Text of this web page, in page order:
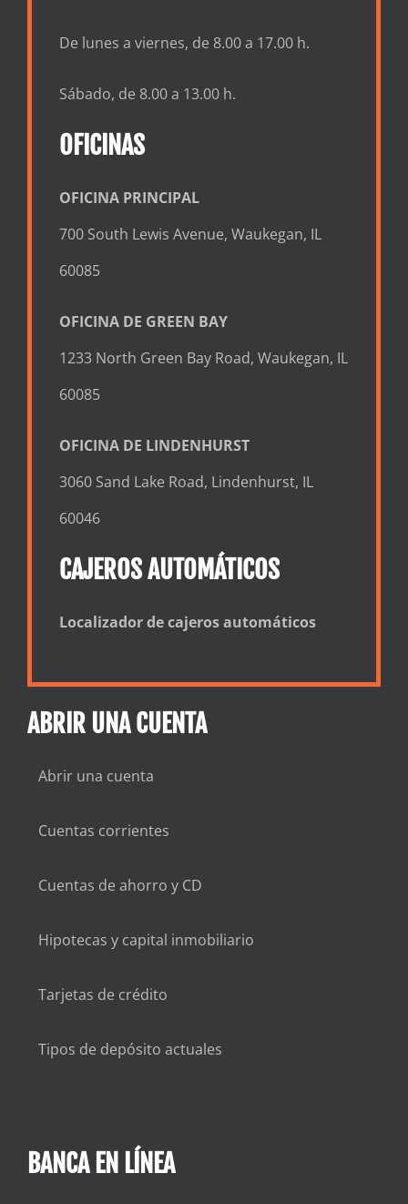
De lunes a viernes, de 8.00 a 17.00 h.
Sábado, de 8.00 a 13.00 h.
OFICINAS
OFICINA PRINCIPAL
700 South Lewis Avenue, Waukegan, IL
60085
OFICINA DE GREEN BAY
1233 North Green Bay Road, Waukegan, IL
60085
OFICINA DE LINDENHURST
3060 Sand Lake Road, Lindenhurst, IL
60046
CAJEROS AUTOMÁTICOS
Localizador de cajeros automáticos
ABRIR UNA CUENTA
Abrir una cuenta
Cuentas corrientes
Cuentas de ahorro y CD
Hipotecas y capital inmobiliario
Tarjetas de crédito
Tipos de depósito actuales
BANCA EN LÍNEA